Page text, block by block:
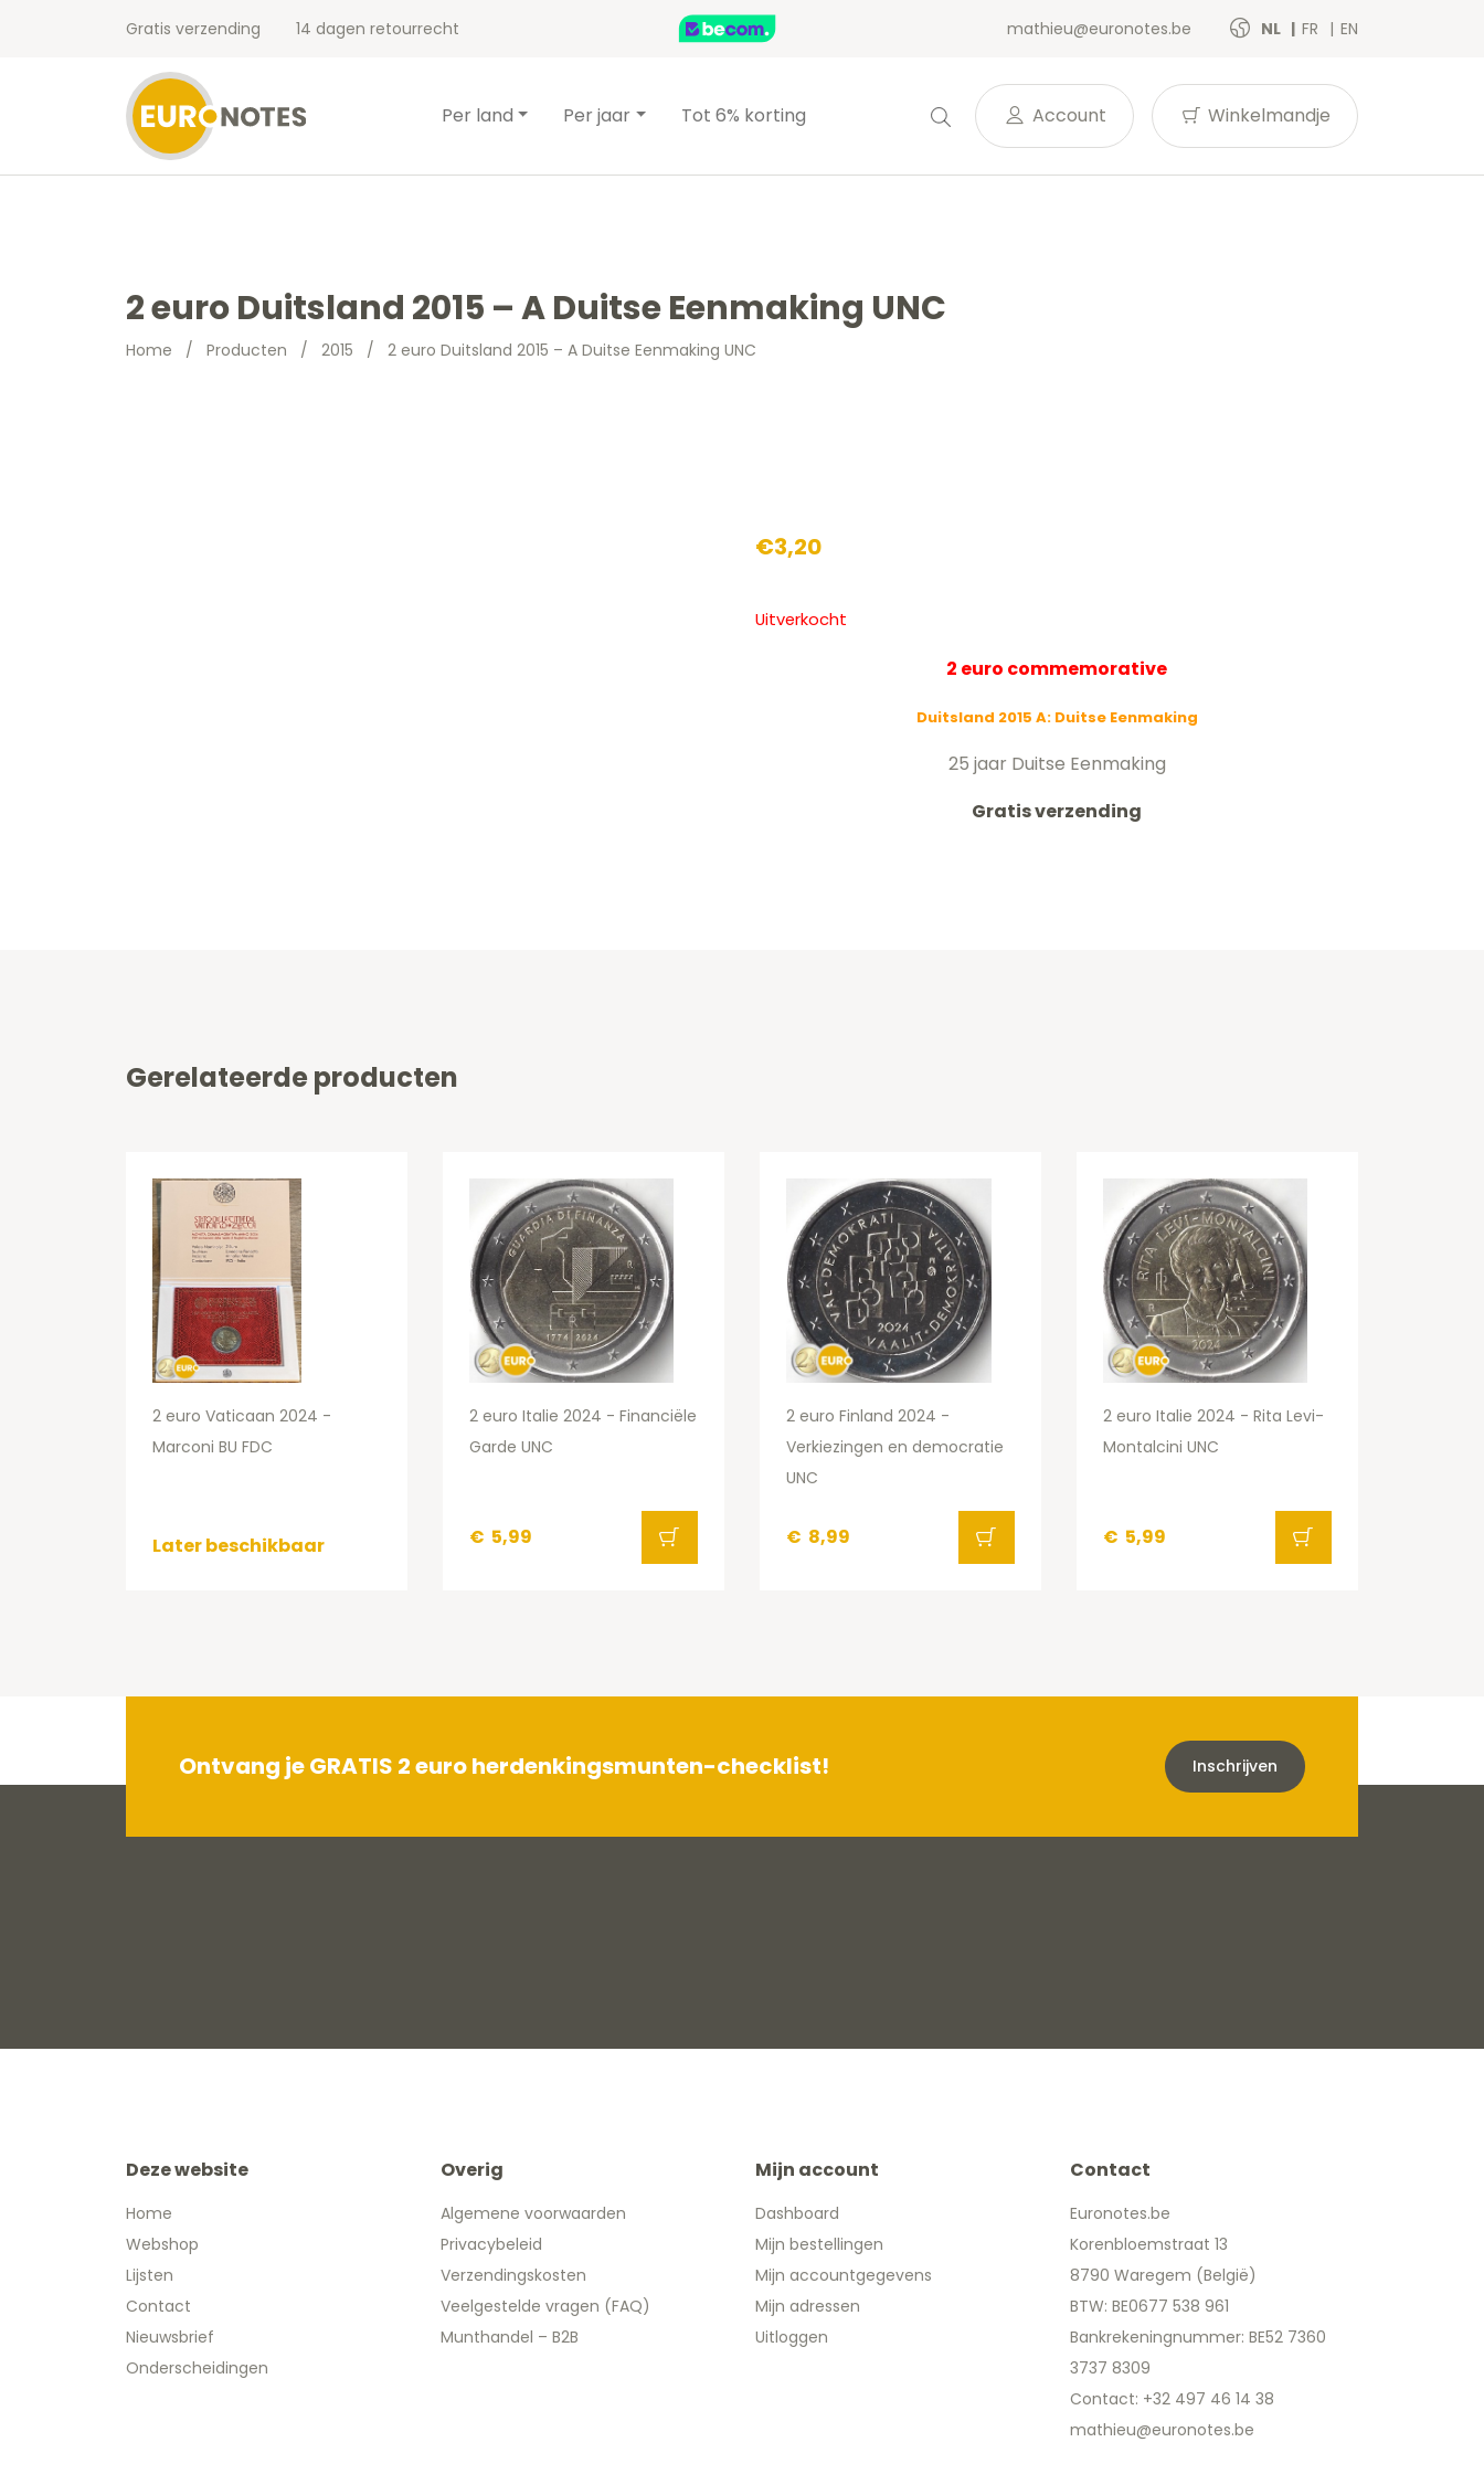
Gratis verzending 14 dagen retourrecht mathieu@euronotes.be NL FR EN
Per land Per jaar Tot 6% korting Account Winkelmandje
2 euro Duitsland 2015 – A Duitse Eenmaking UNC
Home / Producten / 2015 / 2 euro Duitsland 2015 – A Duitse Eenmaking UNC
€3,20
Uitverkocht
2 euro commemorative
Duitsland 2015 A: Duitse Eenmaking
25 jaar Duitse Eenmaking
Gratis verzending
Gerelateerde producten
2 euro Vaticaan 2024 -
Marconi BU FDC
Later beschikbaar
2 euro Italie 2024 - Financiële
Garde UNC
€ 5,99
2 euro Finland 2024 -
Verkiezingen en democratie
UNC
€ 8,99
2 euro Italie 2024 - Rita Levi-
Montalcini UNC
€ 5,99
Ontvang je GRATIS 2 euro herdenkingsmunten-checklist! Inschrijven
Deze website
Home
Webshop
Lijsten
Contact
Nieuwsbrief
Onderscheidingen
Overig
Algemene voorwaarden
Privacybeleid
Verzendingskosten
Veelgestelde vragen (FAQ)
Munthandel – B2B
Mijn account
Dashboard
Mijn bestellingen
Mijn accountgegevens
Mijn adressen
Uitloggen
Contact
Euronotes.be
Korenbloemstraat 13
8790 Waregem (België)
BTW: BE0677 538 961
Bankrekeningnummer: BE52 7360
3737 8309
Contact: +32 497 46 14 38
mathieu@euronotes.be